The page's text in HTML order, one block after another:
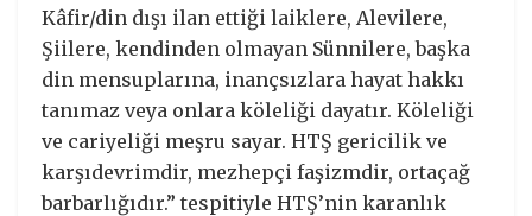
Kâfir/din dışı ilan ettiği laiklere, Alevilere,
Şiilere, kendinden olmayan Sünnilere, başka
din mensuplarına, inançsızlara hayat hakkı
tanımaz veya onlara köleliği dayatır. Köleliği
ve cariyeliği meşru sayar. HTŞ gericilik ve
karşıdevrimdir, mezhepçi faşizmdir, ortaçağ
barbarlığıdır.” tespitiyle HTŞ’nin karanlık